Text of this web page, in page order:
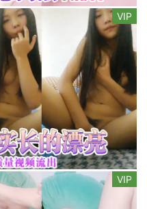
VIP
VIP